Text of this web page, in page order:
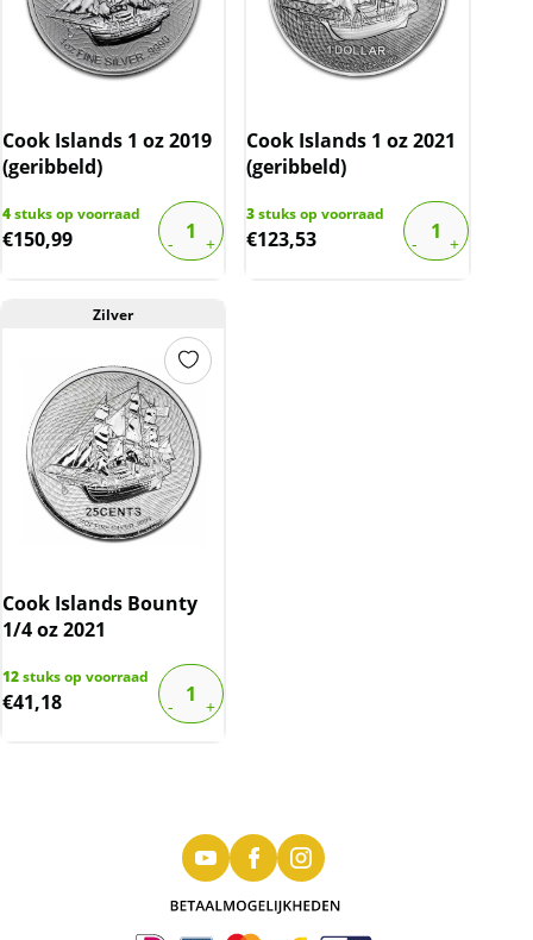
Cook Islands 1 oz 2019
(geribbeld)
4stuks op voorraad
€150,99
Cook Islands 1 oz 2021
(geribbeld)
3stuks op voorraad
€123,53
Zilver
Cook Islands Bounty
1/4 oz 2021
12stuks op voorraad
€41,18